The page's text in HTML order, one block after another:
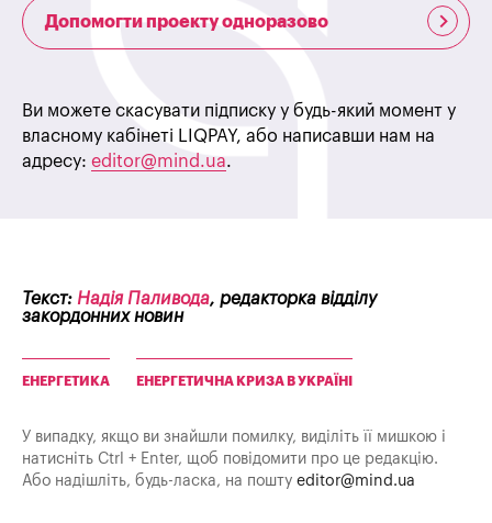
Допомогти проекту одноразово
Ви можете скасувати підписку у будь-який момент у
власному кабінеті LIQPAY, або написавши нам на
адресу: editor@mind.ua.
Текст: Надія Паливода, редакторка відділу
закордонних новин
ЕНЕРГЕТИКА ЕНЕРГЕТИЧНА КРИЗА В УКРАЇНІ
У випадку, якщо ви знайшли помилку, виділіть її мишкою і
натисніть Ctrl + Enter, щоб повідомити про це редакцію.
Або надішліть, будь-ласка, на пошту editor@mind.ua